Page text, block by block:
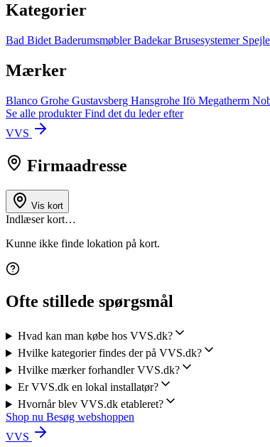
Kategorier
Bad Bidet BaderumsmøblerBadekarBrusesystemer
Mærker
Blanco Grohe Gustavsberg Hansgrohe Ifö Megatherm
Se alle produkterFind det du leder efter
VVS
Firmaadresse
Vis kort
Indlæser kort…
Kunne ikke finde lokation på kort.
Ofte stillede spørgsmål
Hvad kan man købe hos VVS.dk?
Hvilke kategorier findes der på VVS.dk?
Hvilke mærker forhandler VVS.dk?
Er VVS.dk en lokal installatør?
Hvornår blev VVS.dk etableret?
Shop nu Besøg webshoppen
VVS